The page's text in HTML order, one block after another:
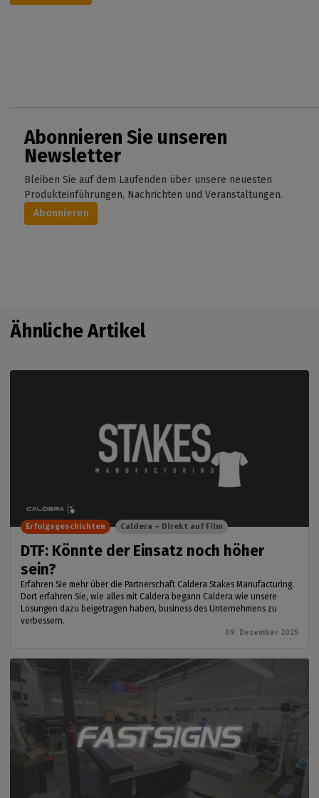
Abonnieren Sie unseren
Newsletter
Bleiben Sie auf dem Laufenden über unsere neuesten
Produkteinführungen, Nachrichten und Veranstaltungen.
Abonnieren
Ähnliche Artikel
DTF: Könnte der Einsatz noch höher
sein?
Erfahren Sie mehr über die Partnerschaft Caldera Stakes Manufacturing.
Dort erfahren Sie, wie alles mit Caldera begann Caldera wie unsere
Lösungen dazu beigetragen haben, business des Unternehmens zu
verbessern.
09. Dezember 2025
Erfolgsgeschichten Caldera – Direkt auf Film